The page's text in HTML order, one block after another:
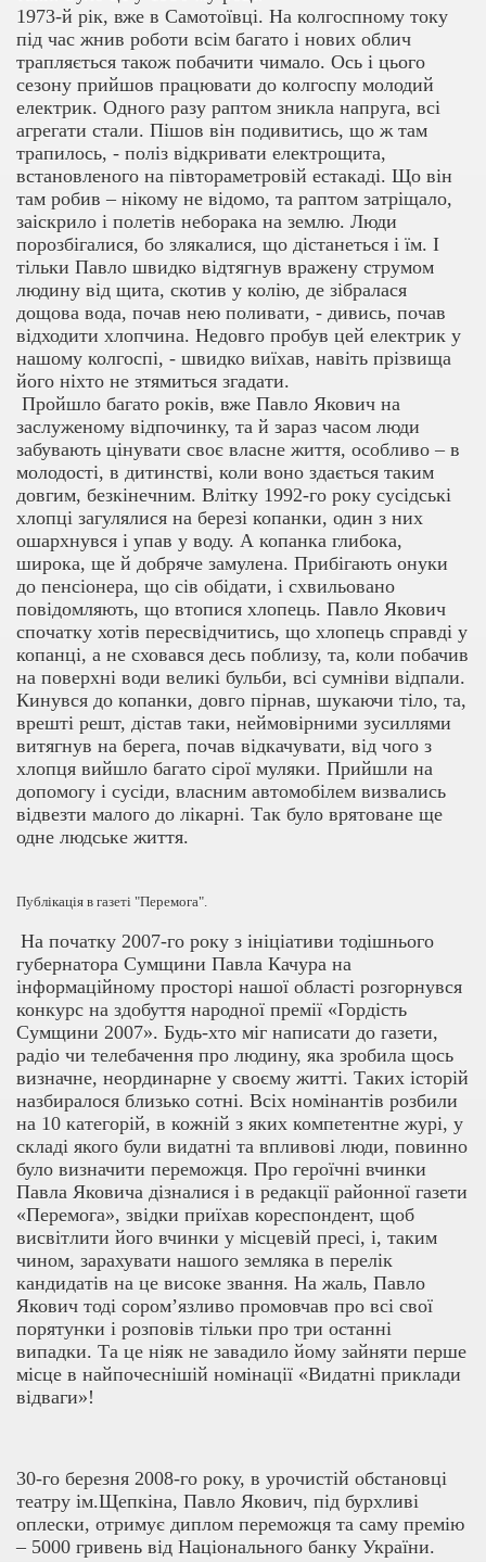
1973-й рік, вже в Самотоївці. На колгоспному току
під час жнив роботи всім багато і нових облич
трапляється також побачити чимало. Ось і цього
сезону прийшов працювати до колгоспу молодий
електрик. Одного разу раптом зникла напруга, всі
агрегати стали. Пішов він подивитись, що ж там
трапилось, - поліз відкривати електрощита,
встановленого на півтораметровій естакаді. Що він
там робив – нікому не відомо, та раптом затріщало,
заіскрило і полетів неборака на землю. Люди
порозбігалися, бо злякалися, що дістанеться і їм. І
тільки Павло швидко відтягнув вражену струмом
людину від щита, скотив у колію, де зібралася
дощова вода, почав нею поливати, - дивись, почав
відходити хлопчина. Недовго пробув цей електрик у
нашому колгоспі, - швидко виїхав, навіть прізвища
його ніхто не зтямиться згадати.
Пройшло багато років, вже Павло Якович на
заслуженому відпочинку, та й зараз часом люди
забувають цінувати своє власне життя, особливо – в
молодості, в дитинстві, коли воно здається таким
довгим, безкінечним. Влітку 1992-го року сусідські
хлопці загулялися на березі копанки, один з них
ошархнувся і упав у воду. А копанка глибока,
широка, ще й добряче замулена. Прибігають онуки
до пенсіонера, що сів обідати, і схвильовано
повідомляють, що втопися хлопець. Павло Якович
спочатку хотів пересвідчитись, що хлопець справді у
копанці, а не сховався десь поблизу, та, коли побачив
на поверхні води великі бульби, всі сумніви відпали.
Кинувся до копанки, довго пірнав, шукаючи тіло, та,
врешті решт, дістав таки, неймовірними зусиллями
витягнув на берега, почав відкачувати, від чого з
хлопця вийшло багато сірої муляки. Прийшли на
допомогу і сусіди, власним автомобілем визвались
відвезти малого до лікарні. Так було врятоване ще
одне людське життя.
Публікація в газеті "Перемога".
На початку 2007-го року з ініціативи тодішнього
губернатора Сумщини Павла Качура на
інформаційному просторі нашої області розгорнувся
конкурс на здобуття народної премії «Гордість
Сумщини 2007». Будь-хто міг написати до газети,
радіо чи телебачення про людину, яка зробила щось
визначне, неординарне у своєму житті. Таких історій
назбиралося близько сотні. Всіх номінантів розбили
на 10 категорій, в кожній з яких компетентне журі, у
складі якого були видатні та впливові люди, повинно
було визначити переможця. Про героїчні вчинки
Павла Яковича дізналися і в редакції районної газети
«Перемога», звідки приїхав кореспондент, щоб
висвітлити його вчинки у місцевій пресі, і, таким
чином, зарахувати нашого земляка в перелік
кандидатів на це високе звання. На жаль, Павло
Якович тоді сором’язливо промовчав про всі свої
порятунки і розповів тільки про три останні
випадки. Та це ніяк не завадило йому зайняти перше
місце в найпочеснішій номінації «Видатні приклади
відваги»!
30-го березня 2008-го року, в урочистій обстановці
театру ім.Щепкіна, Павло Якович, під бурхливі
оплески, отримує диплом переможця та саму премію
– 5000 гривень від Національного банку України.